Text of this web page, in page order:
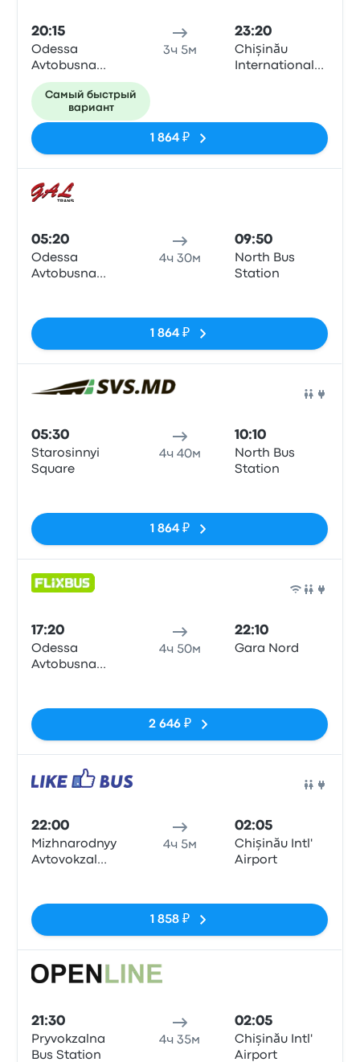
20:15
Odessa
Avtobusna
Zupynka
3ч 5м
23:20
Chișinău
International
Самый быстрый
вариант
1 864 ₽
05:20
Odessa
Avtobusna
4ч 30м
09:50
North Bus
Station
1 864 ₽
05:30
Starosinnyi
Square
4ч 40м
10:10
North Bus
Station
1 864 ₽
17:20
Odessa
Avtobusna
4ч 50м
22:10
Gara Nord
2 646 ₽
22:00
Mizhnarodnyy
Avtovokzal
4ч 5м
02:05
Chișinău Intl'
Airport
1 858 ₽
21:30
Pryvokzalna
Bus Station
4ч 35м
02:05
Chișinău Intl'
Airport